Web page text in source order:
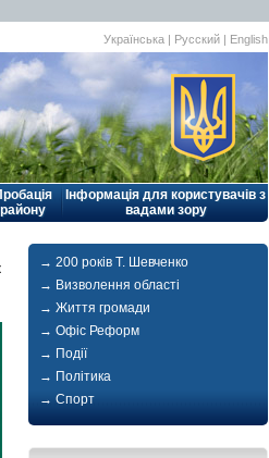
Українська | Русский | English
району
Інформація для користувачів з
вадами зору
→ 200 років Т. Шевченко
→ Визволення області
→ Життя громади
→ Офіс Реформ
→ Події
→ Політика
→ Спорт